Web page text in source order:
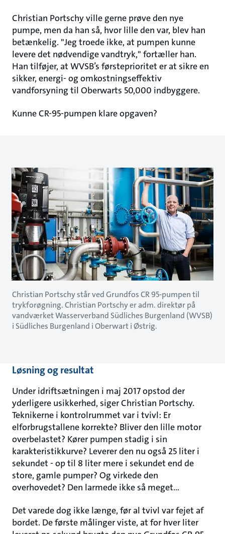
Christian Portschy ville gerne prøve den nye
pumpe, men da han så, hvor lille den var, blev han
betænkelig. "Jeg troede ikke, at pumpen kunne
levere det nødvendige vandtryk," fortæller han.
Han tilføjer, at WVSB’s førsteprioritet er at sikre en
sikker, energi- og omkostningseffektiv
vandforsyning til Oberwarts 50,000 indbyggere.
Kunne CR-95-pumpen klare opgaven?
Christian Portschy står ved Grundfos CR 95-pumpen til
trykforøgning. Christian Portschy er adm. direktør på
vandværket Wasserverband Südliches Burgenland (WVSB)
i Südliches Burgenland i Oberwart i Østrig.
Løsning og resultat
Under idriftsætningen i maj 2017 opstod der
yderligere usikkerhed, siger Christian Portschy.
Teknikerne i kontrolrummet var i tvivl: Er
elforbrugstallene korrekte? Bliver den lille motor
overbelastet? Kører pumpen stadig i sin
karakteristikkurve? Leverer den nu også 25 liter i
sekundet - op til 8 liter mere i sekundet end de
store, gamle pumper? Og virkede den
overhovedet? Den larmede ikke så meget...
Det varede dog ikke længe, før al tvivl var fejet af
bordet. De første målinger viste, at for hver liter